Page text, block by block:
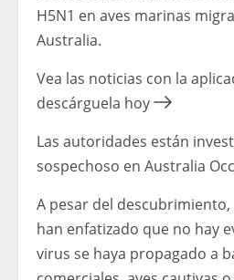
H5N1 en aves marinas
Australia.
Vea las noticias con la
descárguela hoy
Las autoridades están
sospechoso en Australia
A pesar del
han enfatizado que no hay
virus se haya propagado a